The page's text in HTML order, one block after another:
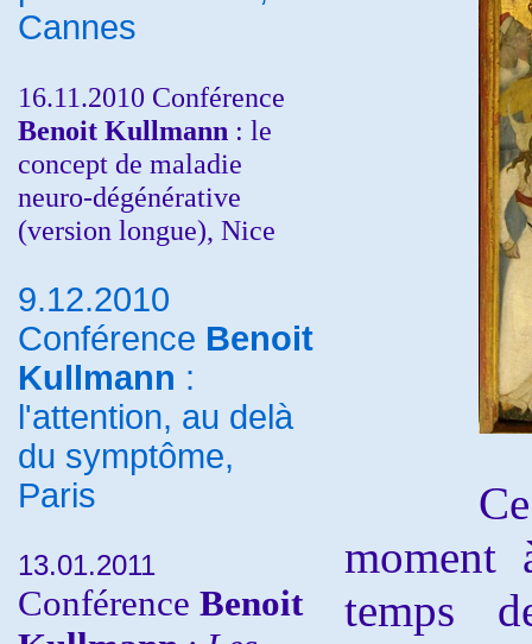
Cannes
16.11.2010 Conférence
Benoit Kullmann : le
concept de maladie
neuro-dégénérative
(version longue), Nice
9.12.2010
Conférence Benoit
Kullmann :
l'attention, au delà
du symptôme,
Paris
13.01.2011
Conférence Benoit
Ce
moment
temps